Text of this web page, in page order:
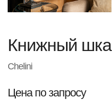
Книжный
Chelini
Цена по запросу